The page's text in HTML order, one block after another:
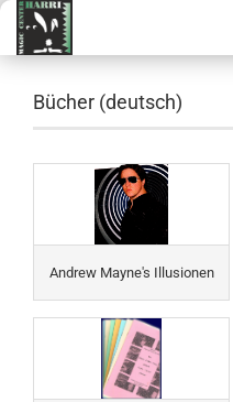
Bücher (deutsch)
Andrew Mayne's Illusionen